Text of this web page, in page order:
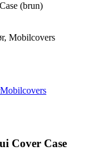
(brun)
Mobilcovers
Mobilcovers
Cover Case